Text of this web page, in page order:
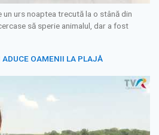
urs noaptea trecută la o stână din
să sperie animalul, dar a fost
OAMENII LA PLAJĂ